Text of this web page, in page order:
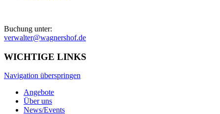
Buchung unter:
verwalter@wagnershof.de
WICHTIGE LINKS
Navigation überspringen
Angebote
Über uns
News/Events